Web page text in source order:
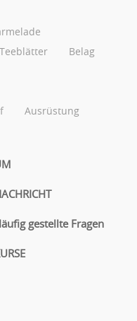
Belag
Ausrüstung
gestellte Fragen